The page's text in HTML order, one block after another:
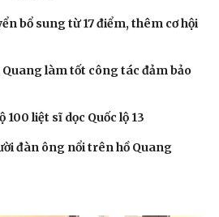
Blog
bổ sung từ 17 điểm, thêm cơ hội
làm tốt công tác đảm bảo
liệt sĩ dọc Quốc lộ 13
đàn ông nổi trên hồ Quang